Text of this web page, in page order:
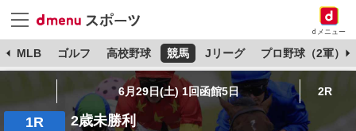
dメニュー
MLB ゴルフ 高校野球 競馬 Jリーグ プロ野球（2軍）
6月29日(土) 1回函館5日 2R
1R 2歳未勝利